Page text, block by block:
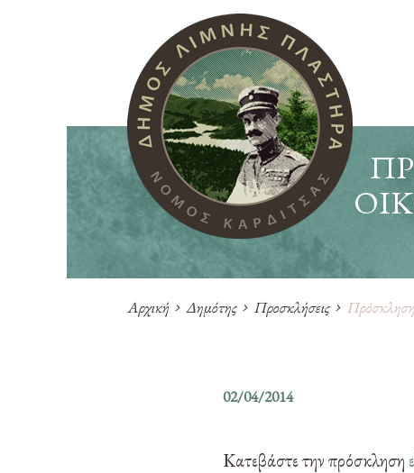
Αρχική Δημότης Προσκλήσεις Πρόσκληση
02/04/2014
Κατεβάστε την πρόσκληση